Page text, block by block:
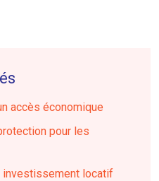
accès économique
pour les
investissement locatif